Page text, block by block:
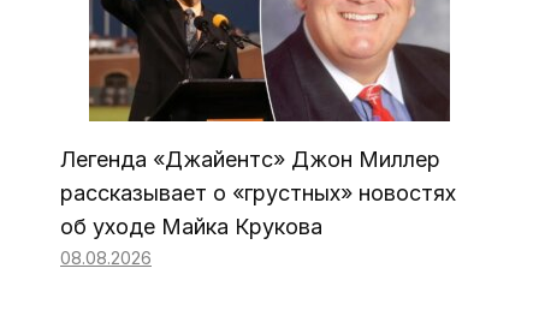
Легенда «Джайентс» Джон Миллер
рассказывает о «грустных» новостях
об уходе Майка Крукова
08.08.2026